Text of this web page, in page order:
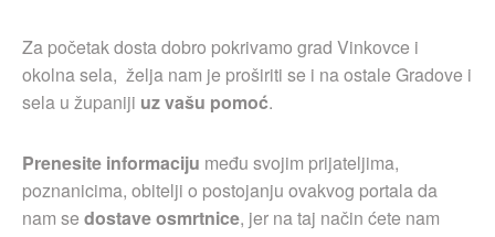
Za početak dosta dobro pokrivamo grad Vinkovce i
okolna sela, želja nam je proširiti se i na ostale Gradove i
sela u županiji uz vašu pomoć.
Prenesite informaciju među svojim prijateljima,
poznanicima, obitelji o postojanju ovakvog portala da
nam sedostave osmrtnice, jer na taj način ćete nam